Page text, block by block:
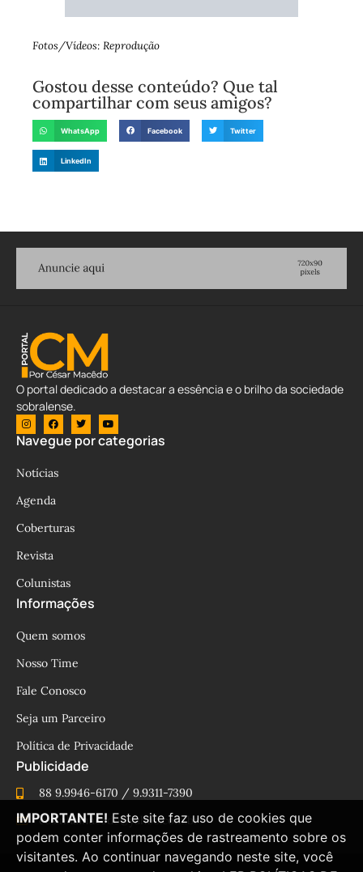
Fotos/Vídeos: Reprodução
Gostou desse conteúdo? Que tal
compartilhar com seus amigos?
WhatsApp Facebook Twitter
LinkedIn
O portal dedicado a destacar a essência e o brilho da sociedade
sobralense.
Navegue por categorias
Notícias
Agenda
Coberturas
Revista
Colunistas
Informações
Quem somos
Nosso Time
Fale Conosco
Seja um Parceiro
Política de Privacidade
Publicidade
88 9.9946-6170 / 9.9311-7390
cesinhamacedo@yahoo.com.br
IMPORTANTE! Este site faz uso de cookies que
podem conter informações de rastreamento sobre os
visitantes. Ao continuar navegando neste site, você